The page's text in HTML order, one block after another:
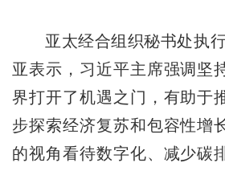
亚太经合组织秘书处执行
亚表示，习近平主席强调坚
界打开了机遇之门，有助于
步探索经济复苏和包容性增
的视角看待数字化、减少碳